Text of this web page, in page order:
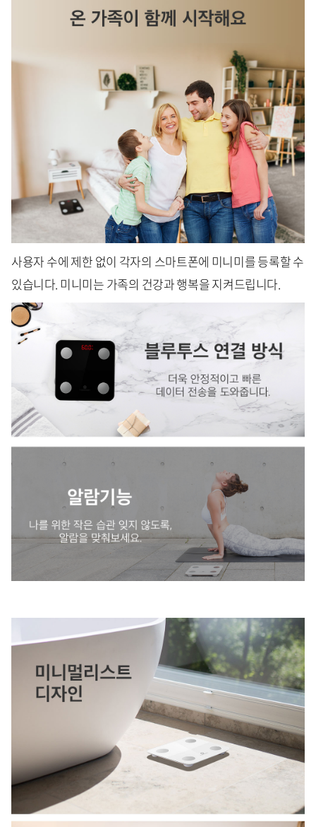
사용자 수에 제한 없이 각자의 스마트폰에 미니미를 등록할 수
있습니다. 미니미는 가족의 건강과 행복을 지켜드립니다.